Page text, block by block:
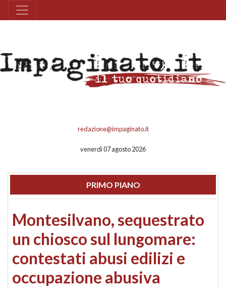
redazione@impaginato.it
venerdì 07 agosto 2026
PRIMO PIANO
Montesilvano, sequestrato
un chiosco sul lungomare:
contestati abusi edilizi e
occupazione abusiva